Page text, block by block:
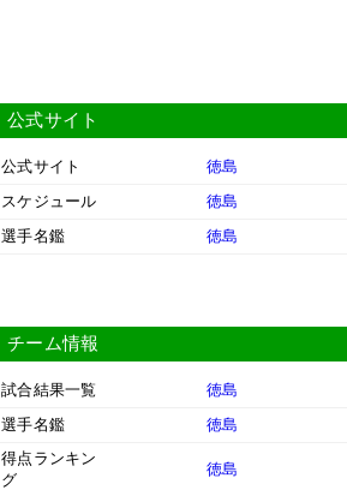
公式サイト
公式サイト
徳島
スケジュール
徳島
選手名鑑
徳島
チーム情報
試合結果一覧
徳島
選手名鑑
徳島
得点ランキン
グ
徳島